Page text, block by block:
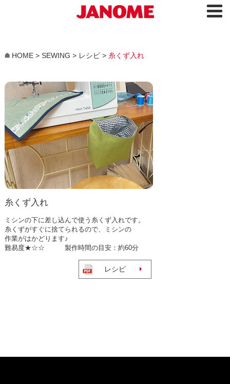
HOME> SEWING > レシピ> 糸くず入れ
糸くず入れ
ミシンの下に差し込んで使う糸くず入れです。
糸くずがすぐに捨てられるので、ミシンの
作業がはかどります♪
難易度★☆☆ 製作時間の目安：約60分
レシピ